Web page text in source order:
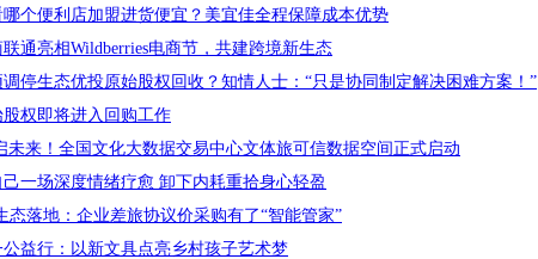
个便利店加盟进货便宜？美宜佳全程保障成本优势
通亮相Wildberries电商节，共建跨境新生态
停生态优投原始股权回收？知情人士：“只是协同制定解决困难方案！”
权即将进入回购工作
未来！全国文化大数据交易中心文体旅可信数据空间正式启动
一场深度情绪疗愈 卸下内耗重拾身心轻盈
态落地：企业差旅协议价采购有了“智能管家”
益行：以新文具点亮乡村孩子艺术梦